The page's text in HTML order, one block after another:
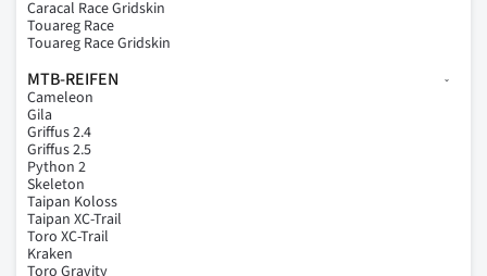
Caracal Race Gridskin
Touareg Race
Touareg Race Gridskin
MTB-REIFEN
Cameleon
Gila
Griffus 2.4
Griffus 2.5
Python 2
Skeleton
Taipan Koloss
Taipan XC-Trail
Toro XC-Trail
Kraken
Toro Gravity